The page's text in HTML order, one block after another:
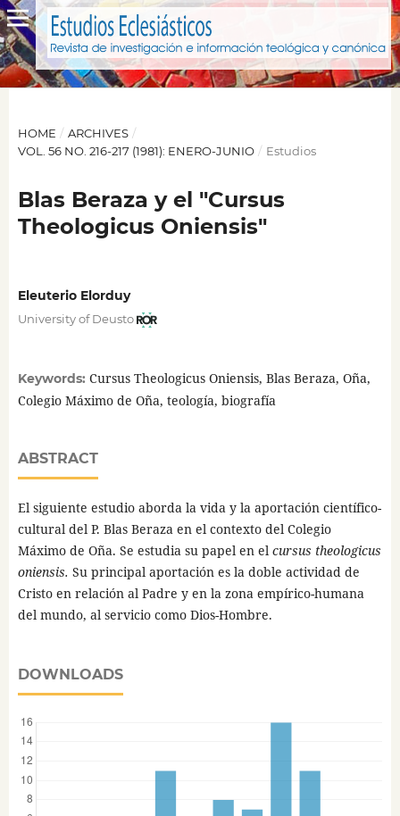
HOME / ARCHIVES /
VOL. 56 NO. 216-217 (1981): ENERO-JUNIO / Estudios
Blas Beraza y el "Cursus
Theologicus Oniensis"
Eleuterio Elorduy
University of Deusto
Keywords: Cursus Theologicus Oniensis, Blas Beraza, Oña,
Colegio Máximo de Oña, teología, biografía
ABSTRACT
El siguiente estudio aborda la vida y la aportación científico-
cultural del P. Blas Beraza en el contexto del Colegio
Máximo de Oña. Se estudia su papel en el cursus theologicus
oniensis. Su principal aportación es la doble actividad de
Cristo en relación al Padre y en la zona empírico-humana
del mundo, al servicio como Dios-Hombre.
DOWNLOADS